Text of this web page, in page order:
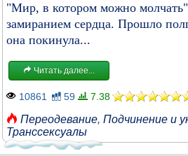
"Мир, в котором можно
замиранием сердца. Прошло
она покинула...
Читать далее...
10861 59 7.38
Переодевание, Подчинение и
Транссексуалы